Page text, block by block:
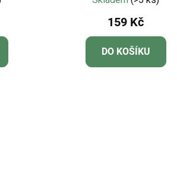
samolepkami Tlapková
patrola
159 Kč
DO KOŠÍKU